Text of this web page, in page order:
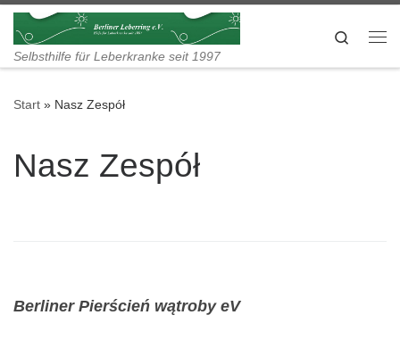
Zum Inhalt springen
Selbsthilfe für Leberkranke seit 1997
Search
Start » Nasz Zespół
Nasz Zespół
Berliner Pierścień wątroby eV